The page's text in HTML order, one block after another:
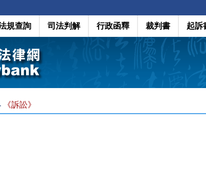
規查詢 司法判解 行政函釋 裁判書 起訴
《訴訟》